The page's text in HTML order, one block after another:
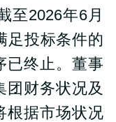
至2026年6月
足投标条件的
已终止。董事
团财务状况及
根据市场状况